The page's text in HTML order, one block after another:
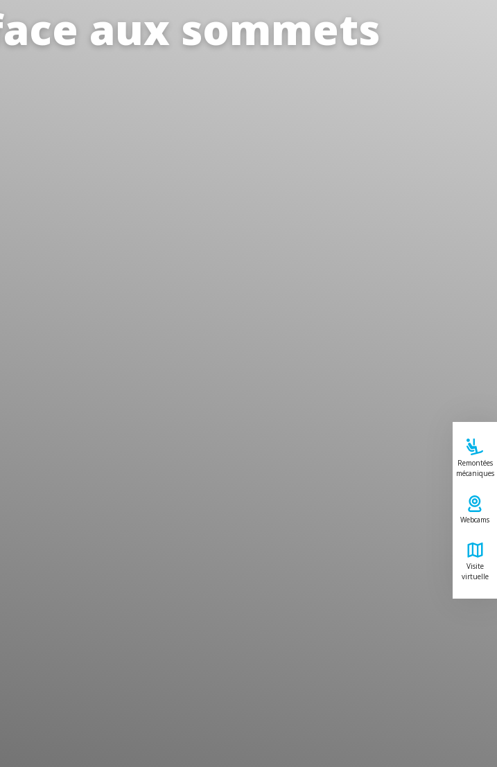
Remontées
mécaniques
Webcams
Visite
virtuelle
aux sommets